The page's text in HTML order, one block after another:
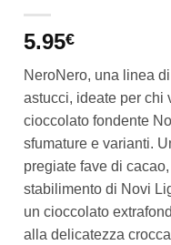
5.95€
NeroNero, una linea
astucci, ideate per chi
cioccolato fondente
sfumature e varianti.
pregiate fave di
stabilimento di Novi
un cioccolato
alla delicatezza